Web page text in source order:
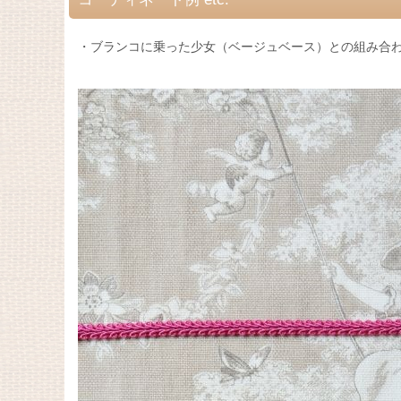
・ブランコに乗った少女（ベージュベース）との組み合